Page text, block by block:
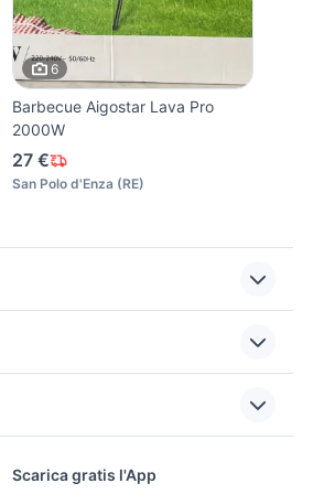
6
Barbecue Aigostar Lava Pro
2000W
27 €
San Polo d'Enza (RE)
case in affitto san giorgio
Scarica gratis l'App